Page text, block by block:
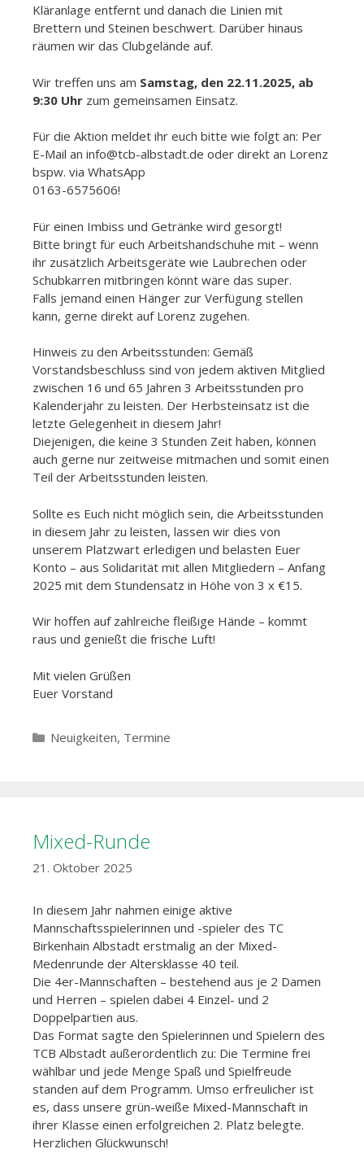
Kläranlage entfernt und danach die Linien mit
Brettern und Steinen beschwert. Darüber hinaus
räumen wir das Clubgelände auf.
Wir treffen uns am Samstag, den 22.11.2025, ab
9:30 Uhr zum gemeinsamen Einsatz.
Für die Aktion meldet ihr euch bitte wie folgt an: Per
E-Mail an info@tcb-albstadt.de oder direkt an Lorenz
bspw. via WhatsApp
0163-6575606!
Für einen Imbiss und Getränke wird gesorgt!
Bitte bringt für euch Arbeitshandschuhe mit – wenn
ihr zusätzlich Arbeitsgeräte wie Laubrechen oder
Schubkarren mitbringen könnt wäre das super.
Falls jemand einen Hänger zur Verfügung stellen
kann, gerne direkt auf Lorenz zugehen.
Hinweis zu den Arbeitsstunden: Gemäß
Vorstandsbeschluss sind von jedem aktiven Mitglied
zwischen 16 und 65 Jahren 3 Arbeitsstunden pro
Kalenderjahr zu leisten. Der Herbsteinsatz ist die
letzte Gelegenheit in diesem Jahr!
Diejenigen, die keine 3 Stunden Zeit haben, können
auch gerne nur zeitweise mitmachen und somit einen
Teil der Arbeitsstunden leisten.
Sollte es Euch nicht möglich sein, die Arbeitsstunden
in diesem Jahr zu leisten, lassen wir dies von
unserem Platzwart erledigen und belasten Euer
Konto – aus Solidarität mit allen Mitgliedern – Anfang
2025 mit dem Stundensatz in Höhe von 3 x €15.
Wir hoffen auf zahlreiche fleißige Hände – kommt
raus und genießt die frische Luft!
Mit vielen Grüßen
Euer Vorstand
Kategorien
Neuigkeiten, Termine
Mixed-Runde
21. Oktober 2025
In diesem Jahr nahmen einige aktive
Mannschaftsspielerinnen und -spieler des TC
Birkenhain Albstadt erstmalig an der Mixed-
Medenrunde der Altersklasse 40 teil.
Die 4er-Mannschaften – bestehend aus je 2 Damen
und Herren – spielen dabei 4 Einzel- und 2
Doppelpartien aus.
Das Format sagte den Spielerinnen und Spielern des
TCB Albstadt außerordentlich zu: Die Termine frei
wählbar und jede Menge Spaß und Spielfreude
standen auf dem Programm. Umso erfreulicher ist
es, dass unsere grün-weiße Mixed-Mannschaft in
ihrer Klasse einen erfolgreichen 2. Platz belegte.
Herzlichen Glückwunsch!